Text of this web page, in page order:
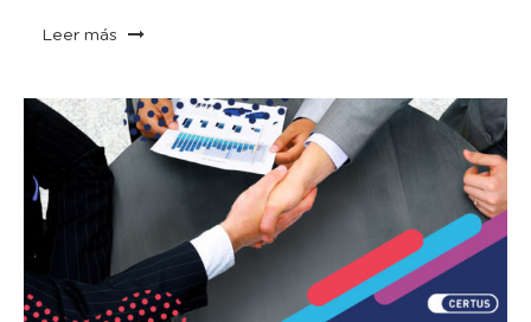
Leer más